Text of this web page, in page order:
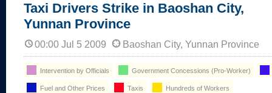
Taxi Drivers Strike in Baoshan City,
Yunnan Province
00:00 Jul 5 2009 Baoshan City, Yunnan Province
Intervention by Officials Government Concessions (Pro-Worker)
Fuel and Other Prices Taxis Hundreds of Workers